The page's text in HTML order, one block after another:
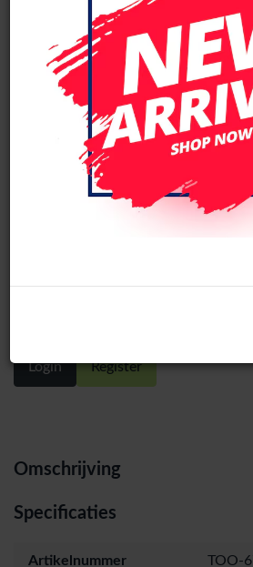
Sunshine SS-022A
Login Register
Omschrijving
Specificaties
Artikelnummer TOO-